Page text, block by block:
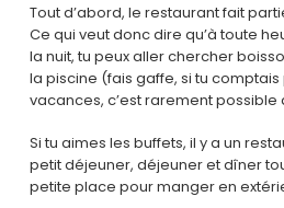
Tout d’abord, le restaurant fait
Ce qui veut donc dire qu’à toute
la nuit, tu peux aller chercher
la piscine (fais gaffe, si tu
vacances, c’est rarement possible
Si tu aimes les buffets, il y a un
petit déjeuner, déjeuner et dîner
petite place pour manger en